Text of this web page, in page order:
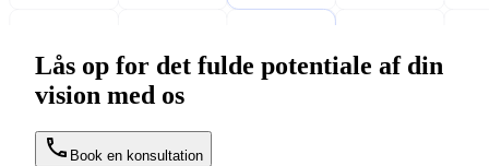
Lås op for det fulde potentiale af din
vision med os
Book en konsultation